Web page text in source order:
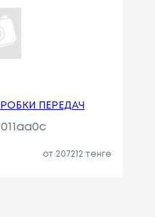
ПЕРЕДАЧ
от 207212 тенге